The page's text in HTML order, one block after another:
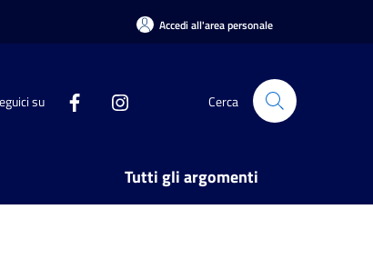
Accedi all'area personale
su Cerca
Tutti gli argomenti